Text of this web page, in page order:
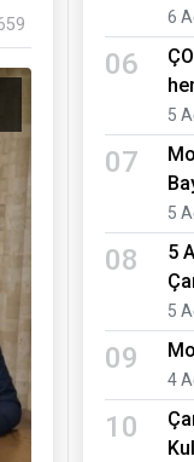
6
06
5
07
5
08
5
5
09
4
10